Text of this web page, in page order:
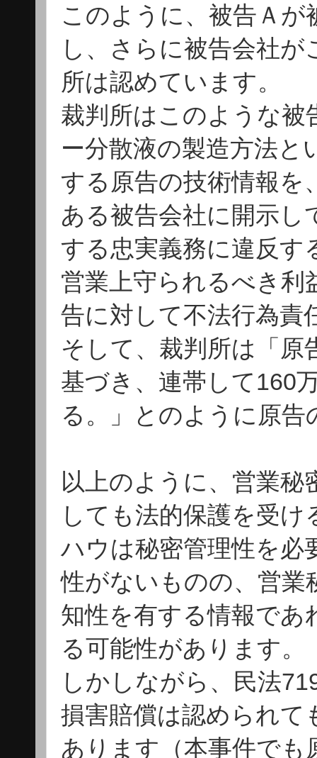
このように、被告Ａ
し、さらに被告会社
所は認めています。
裁判所はこのような
ー分散液の製造方法と
する原告の技術情報を
ある被告会社に開示し
する忠実義務に違反す
営業上守られるべき
告に対して不法行為責
そして、裁判所は「原
基づき、連帯して160
る。」とのように原
以上のように、営業
しても法的保護を受
ハウは秘密管理性を必
性がないものの、営業
知性を有する情報で
る可能性があります。
しかしながら、民法
損害賠償は認められて
あります（本事件で